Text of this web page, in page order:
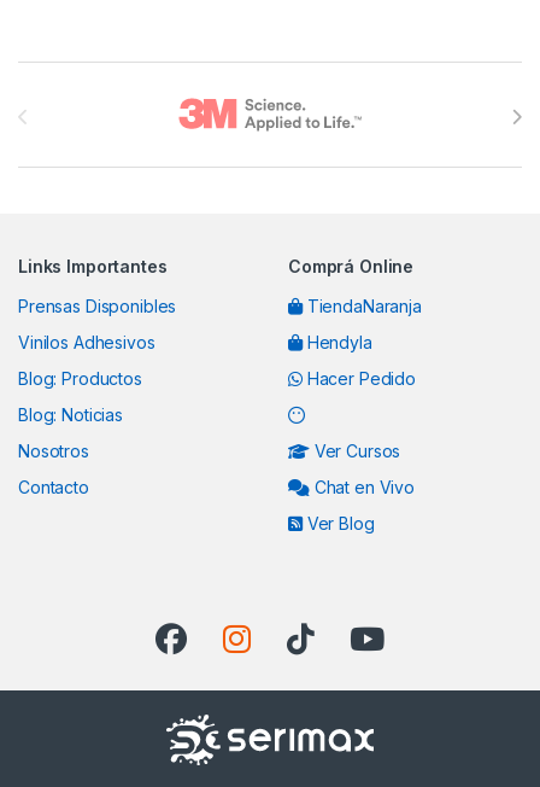
Links Importantes
Prensas Disponibles
Vinilos Adhesivos
Blog: Productos
Blog: Noticias
Nosotros
Contacto
Comprá Online
TiendaNaranja
Hendyla
Hacer Pedido
Ver Cursos
Chat en Vivo
Ver Blog